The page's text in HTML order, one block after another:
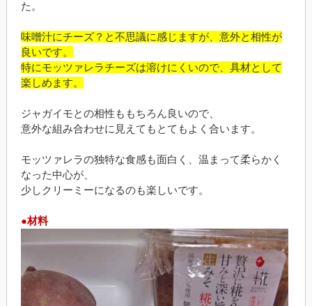
た。
味噌汁にチーズ？と不思議に感じますが、意外と相性が
良いです。
特にモッツァレラチーズは溶けにくいので、具材として
楽しめます。
ジャガイモとの相性ももちろん良いので、
意外な組み合わせに見えてもとてもよく合います。
モッツァレラの独特な食感も面白く、温まって柔らかく
なった中心が、
少しクリーミーになるのも楽しいです。
●材料